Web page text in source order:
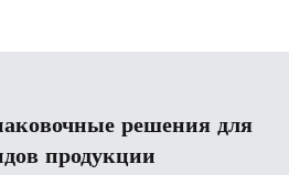
решения для
продукции